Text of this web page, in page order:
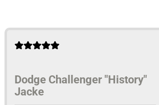
Dodge Challenger "History"
Jacke